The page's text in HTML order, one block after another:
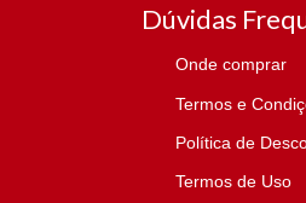
Dúvidas
Onde comprar
Termos e
Política de
Termos de Uso